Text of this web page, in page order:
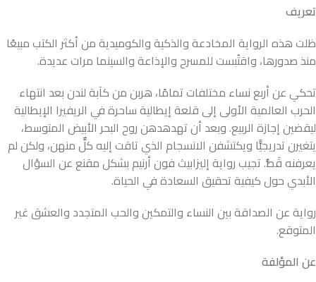
تعريف
ظلت هذه الرواية المخادعة والذكية والكوميدية من أكثر الكتب مبيعًا
منذ صدورها، واقتُبست للمسرح والإذاعة والسينما مرات عديدة.
تحكي عن أربع نساء مختلفات تمامًا، هربن من كآبة لندن بعد انتهاء
الحرب العالمية الأولى إلى قلعة إيطالية ساحرة في الريفيرا الإيطالية
ليقضين إجازة الربيع. وبعد أن تهدهدهن روح البحر الأبيض المتوسط،
يتغيرن تدريجيًّا ويكتشفن الانسجام الذي تاقت إليه كلٌّ منهن، ولكن لم
يعرفنه قَطُّ. تجيب رواية إليزابيث فون أرنيم بشكل مقنع عن السؤال
الأبدي حول كيفية تحقيق السعادة في الحياة.
رواية عن الصداقة بين النساء والتمكين والحب المتجدد والعشق غير
المتوقع.
عن المؤلفة